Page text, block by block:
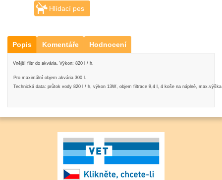
Hlídací pes
Popis Komentáře Hodnocení
Vnější filtr do akvária. Výkon: 820 l / h.
Pro maximální objem akvária 300 l.
Technická data: průtok vody 820 l / h, výkon 13W, objem filtrace 9,4 l, 4 koše na náplně,